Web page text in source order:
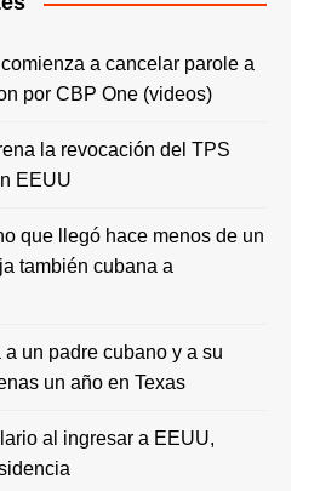
a cancelar parole a
por CBP One (videos)
la revocación del TPS
EEUU
que llegó hace menos de un
también cubana a
un padre cubano y a su
un año en Texas
al ingresar a EEUU,